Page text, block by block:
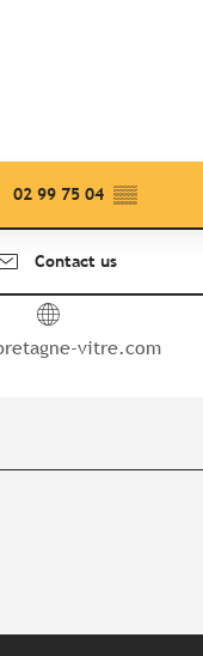
02 99 75 04 ▒▒
Contact us
vitre.com